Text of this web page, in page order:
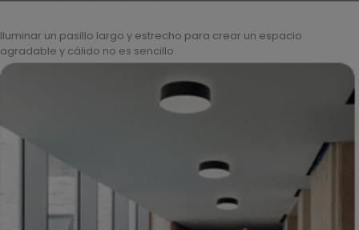
Iluminar un pasillo largo y estrecho para crear un espacio
agradable y cálido no es sencillo.